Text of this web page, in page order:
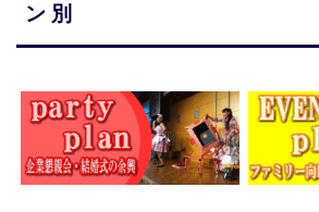
ン 別